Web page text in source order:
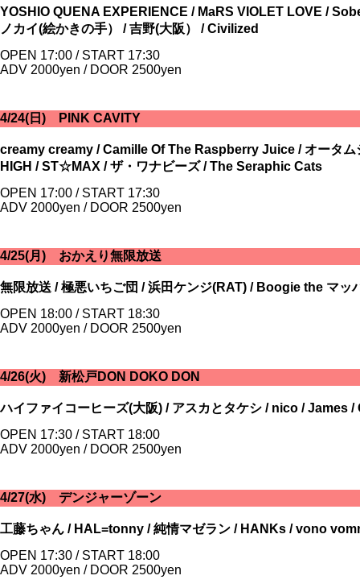
YOSHIO QUENA EXPERIENCE / MaRS VIOLET LOVE /
ノカイ(絵かきの手） / 吉野(大阪） / Civilized
OPEN 17:00 / START 17:30
ADV 2000yen / DOOR 2500yen
4/24(日) PINK CAVITY
creamy creamy / Camille Of The Raspberry Juice / オータ
HIGH / ST☆MAX / ザ・ワナビーズ / The Seraphic Cats
OPEN 17:00 / START 17:30
ADV 2000yen / DOOR 2500yen
4/25(月) おかえり無限放送
無限放送 / 極悪いちご団 / 浜田ケンジ(RAT) / Boogie the マ
OPEN 18:00 / START 18:30
ADV 2000yen / DOOR 2500yen
4/26(火) 新松戸DON DOKO DON
ハイファイコーヒーズ(大阪) / アスカとタケシ / nico / James
OPEN 17:30 / START 18:00
ADV 2000yen / DOOR 2500yen
4/27(水) デンジャーゾーン
工藤ちゃん / HAL=tonny / 純情マゼラン / HANKs / vono
OPEN 17:30 / START 18:00
ADV 2000yen / DOOR 2500yen